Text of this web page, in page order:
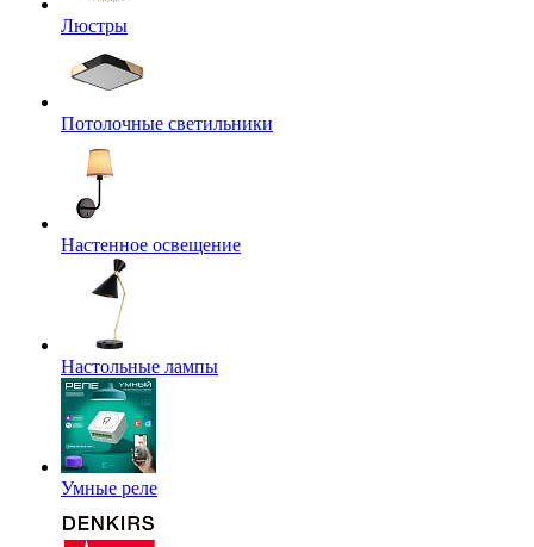
Люстры
Потолочные светильники
Настенное освещение
Настольные лампы
Умные реле